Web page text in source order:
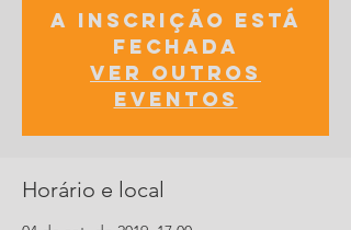
A inscrição está
fechada
Ver outros
eventos
Horário e local